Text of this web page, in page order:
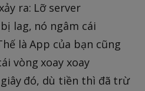
ra: Lỡ server
lag, nó ngâm cái
là App của bạn cũng
vòng xoay xoay
đó, dù tiền thì đã trừ